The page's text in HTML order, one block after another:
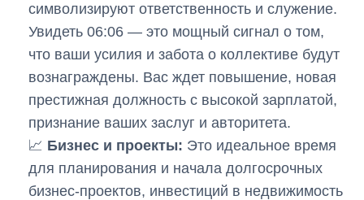
символизируют ответственность и служение.
Увидеть 06:06 — это мощный сигнал о том,
что ваши усилия и забота о коллективе будут
вознаграждены. Вас ждет повышение, новая
престижная должность с высокой зарплатой,
признание ваших заслуг и авторитета.
📈 Бизнес и проекты: Это идеальное время
для планирования и начала долгосрочных
бизнес-проектов, инвестиций в недвижимость